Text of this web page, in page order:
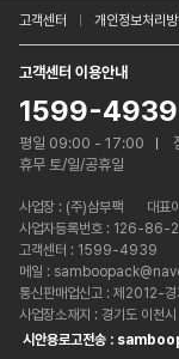
고객센터 개인정보처리
고객센터 이용안내
1599-4939
평일 09:00 - 17:00
휴무 토/일/공휴일
사업장 : (주)삼부팩
대표
사업자등록번호 : 126-86-
고객센터 : 1599-4939
메일 :
통신판매업신고 : 제2012-
사업장소재지 : 경기도 이천
시안용로고전송 :